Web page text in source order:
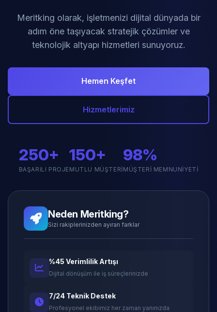
Meritking olarak, işletmenizi dijital dünyada bir
adım öne taşıyacak stratejik çözümler ve
teknolojik altyapı hizmetleri sunuyoruz.
Hemen Keşfet
Hizmetlerimiz
250+
BAŞARILI PROJE
150+
MUTLU MÜŞTERI
98%
MÜŞTERI MEMNUNIYETI
Neden Meritking?
Sizi rakiplerinizden ayıran farklar
%45 Verimlilik Artışı
Dijital dönüşüm ile iş süreçlerinizde
7/24 Teknik Destek
Profesyonel ekibimiz her zaman yanınızda